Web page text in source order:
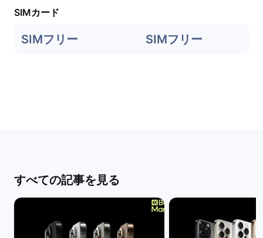
SIMカード
SIMフリー SIMフリー
すべての記事を見る